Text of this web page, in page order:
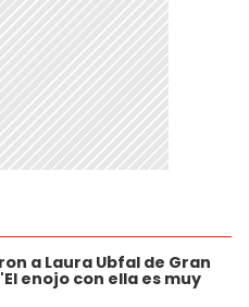
a Laura Ubfal de Gran
enojo con ella es muy